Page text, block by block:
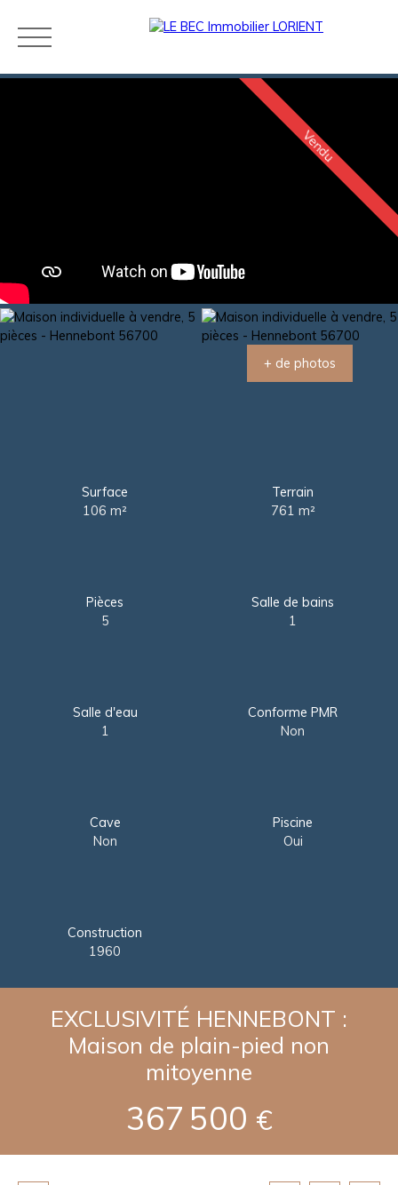
Contact Estimation
Vendu
+ de photos
Surface
106m²
Terrain
761 m²
Pièces
5
Salle de bains
1
Salle d'eau
1
Conforme PMR
Non
Cave
Non
Piscine
Oui
Construction
1960
EXCLUSIVITÉ HENNEBONT :
Maison de plain-pied non
mitoyenne
367 500 €